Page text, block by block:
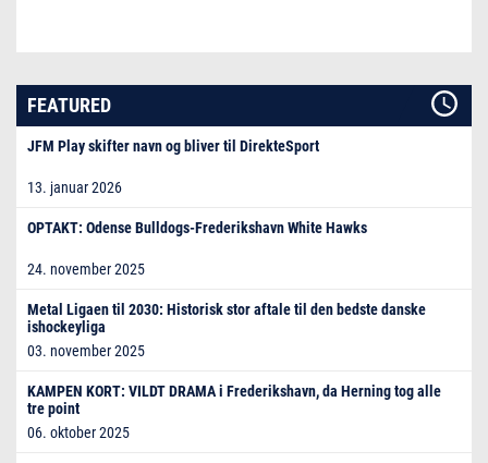
FEATURED
JFM Play skifter navn og bliver til DirekteSport
13. januar 2026
OPTAKT: Odense Bulldogs-Frederikshavn White Hawks
24. november 2025
Metal Ligaen til 2030: Historisk stor aftale til den bedste danske
ishockeyliga
03. november 2025
KAMPEN KORT: VILDT DRAMA i Frederikshavn, da Herning tog alle
tre point
06. oktober 2025